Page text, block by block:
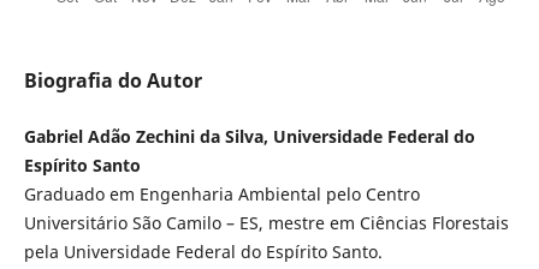
Biografia do Autor
Gabriel Adão Zechini da Silva, Universidade Federal do
Espírito Santo
Graduado em Engenharia Ambiental pelo Centro
Universitário São Camilo – ES, mestre em Ciências Florestais
pela Universidade Federal do Espírito Santo.